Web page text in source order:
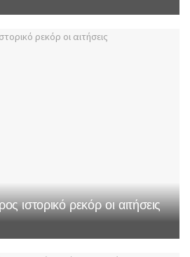
ιστορικό ρεκόρ οι αιτήσεις